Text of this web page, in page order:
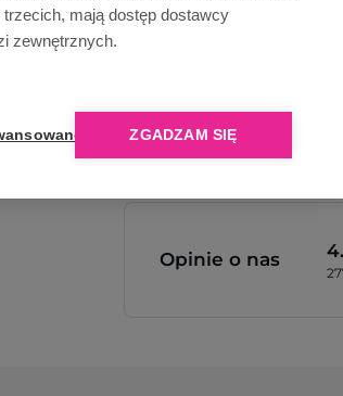
mają dostęp dostawcy
zewnętrznych.
ZGADZAM SIĘ
Dlaczego
Opinie o nas